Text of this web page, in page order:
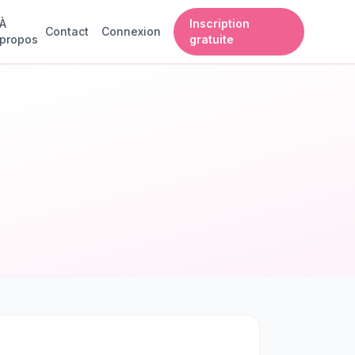
À
propos
Contact Connexion
Inscription
gratuite